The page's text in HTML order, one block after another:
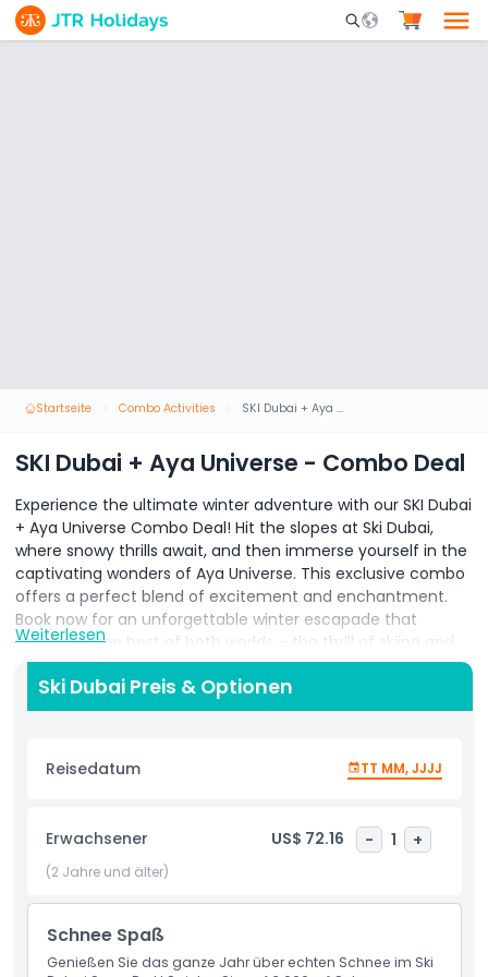
Mobile Search
Startseite Combo Activities SKI Dubai + Aya Universe - Combo Deal
SKI Dubai + Aya Universe - Combo Deal
Experience the ultimate winter adventure with our SKI Dubai
+ Aya Universe Combo Deal! Hit the slopes at Ski Dubai,
where snowy thrills await, and then immerse yourself in the
captivating wonders of Aya Universe. This exclusive combo
offers a perfect blend of excitement and enchantment.
Book now for an unforgettable winter escapade that
combines the best of both worlds – the thrill of skiing and
the magical journey through Aya Universe! Don't miss out
on this extraordinary winter experience. Reserve your spot
today and create lasting memories in the heart of snowy
Ticket & Admission Guidelines:
days. You can use the tickets on two different days
for both park or even same day as well if you want.
The tickets validity will be mentioned on the tickets.
Make sure to go to the parks before the tickets
Take a look below to see what's included in the Ski
Dubai & Aya Universe.
Weiterlesen
Ski Dubai Preis & Optionen
Reisedatum TT MM, JJJJ
Erwachsener US$ 72.16 - 1 +
(2 Jahre und älter)
Schnee Spaß
Genießen Sie das ganze Jahr über echten Schnee im Ski